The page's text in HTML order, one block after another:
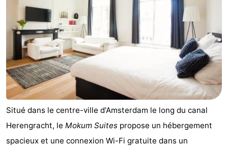
Coffeeshops
Capitale
homosexuelle
Quartier
rouge
Histoire
de
Places
Situé dans le centre-ville d'Amsterdam le long du canal
Herengracht, le Mokum Suites propose un hébergement
spacieux et une connexion Wi-Fi gratuite dans un